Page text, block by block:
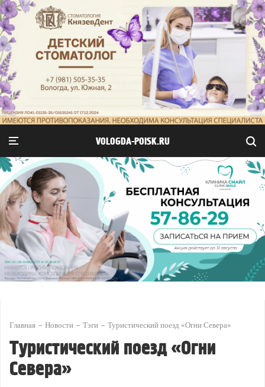
VOLOGDA-POISK.RU
Главная Новости Тэги Туристический поезд «Огни Севера»
Туристический поезд «Огни
Севера»